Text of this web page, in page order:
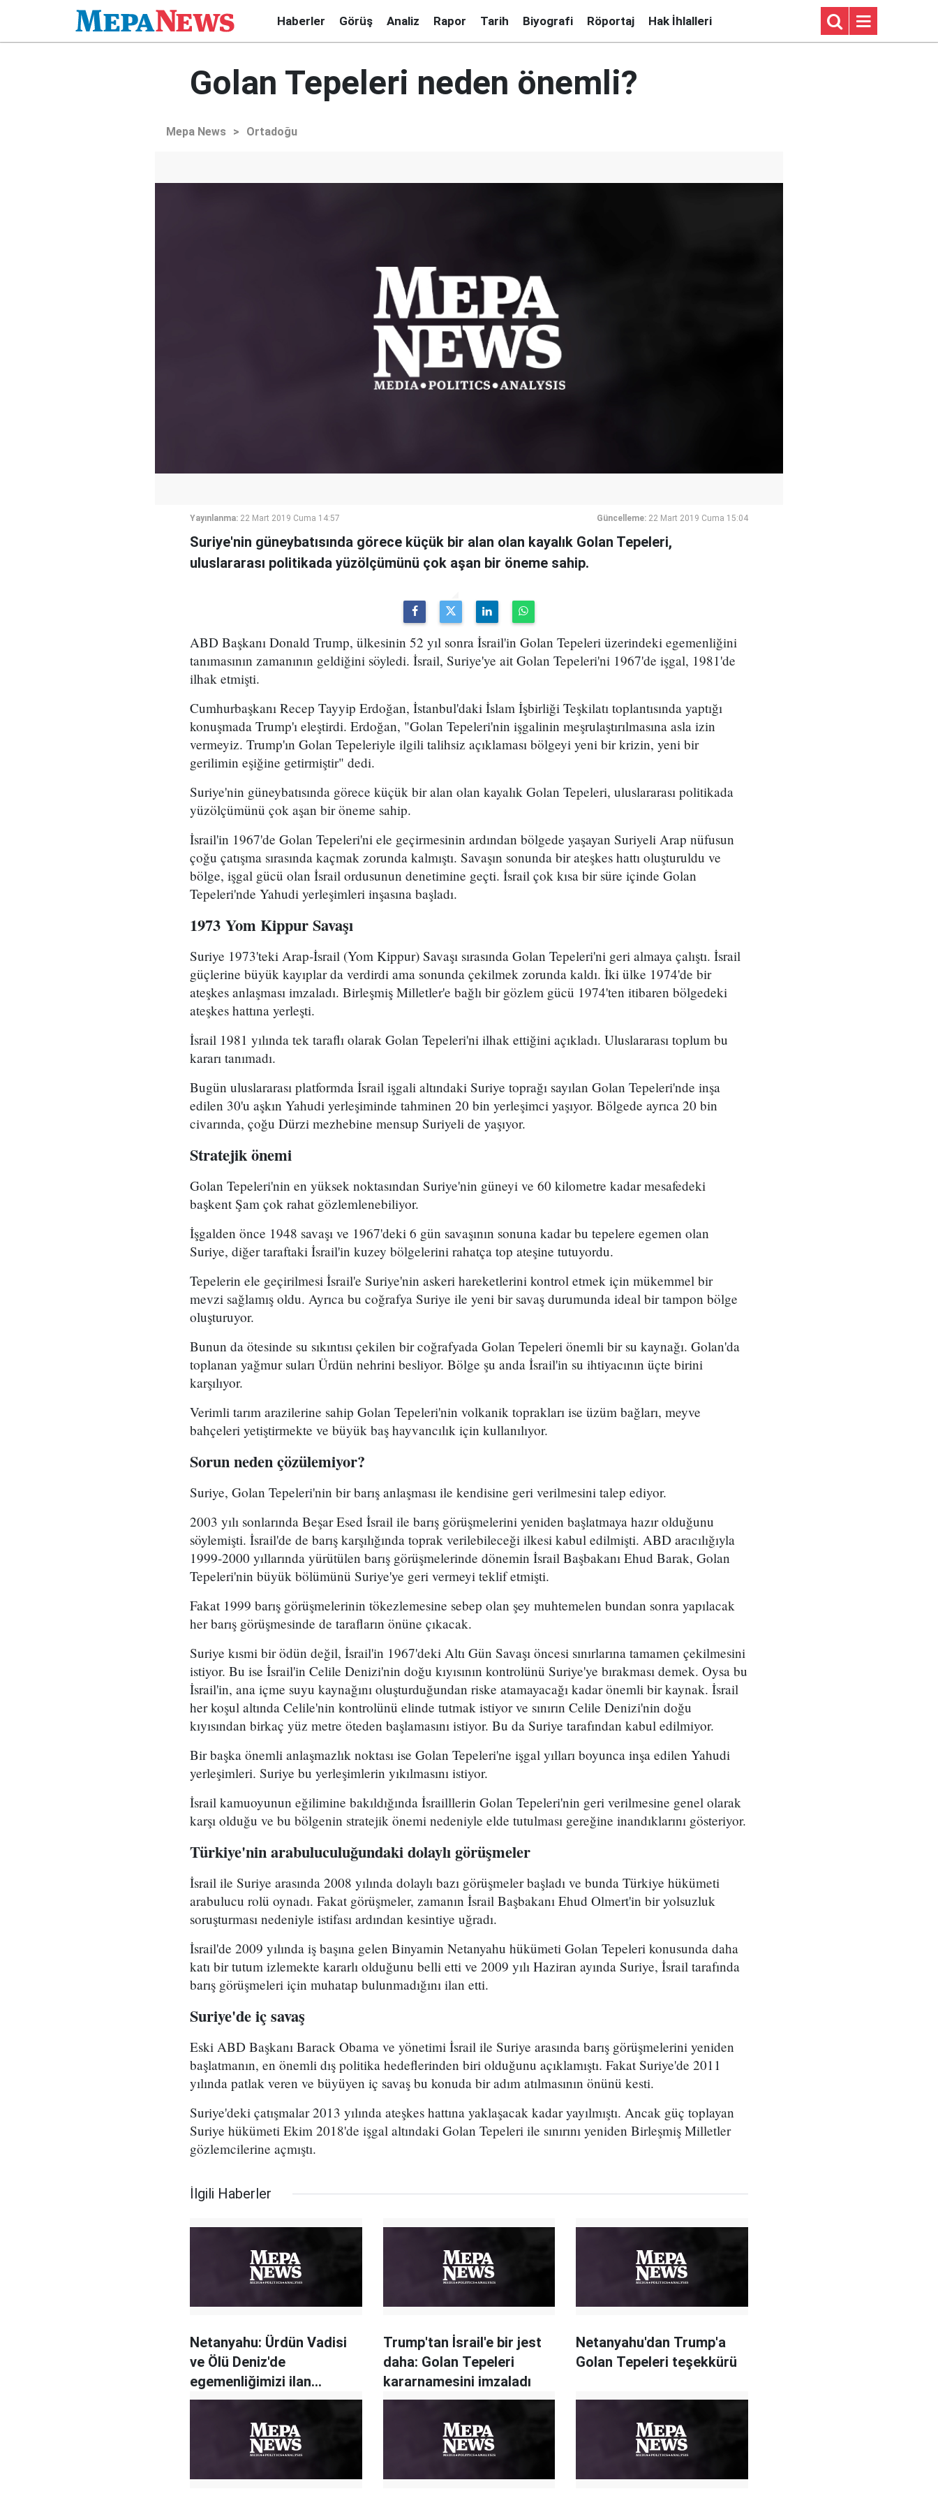
Haberler Görüş Analiz Rapor Tarih Biyografi Röportaj Hak İhlalleri
Golan Tepeleri neden önemli?
Mepa News > Ortadoğu
Yayınlanma: 22 Mart 2019 Cuma 14:57 Güncelleme: 22 Mart 2019 Cuma 15:04
Suriye'nin güneybatısında görece küçük bir alan olan kayalık Golan Tepeleri,
uluslararası politikada yüzölçümünü çok aşan bir öneme sahip.
ABD Başkanı Donald Trump, ülkesinin 52 yıl sonra İsrail'in Golan Tepeleri üzerindeki egemenliğini
tanımasının zamanının geldiğini söyledi. İsrail, Suriye'ye ait Golan Tepeleri'ni 1967'de işgal, 1981'de
ilhak etmişti.
Cumhurbaşkanı Recep Tayyip Erdoğan, İstanbul'daki İslam İşbirliği Teşkilatı toplantısında yaptığı
konuşmada Trump'ı eleştirdi. Erdoğan, "Golan Tepeleri'nin işgalinin meşrulaştırılmasına asla izin
vermeyiz. Trump'ın Golan Tepeleriyle ilgili talihsiz açıklaması bölgeyi yeni bir krizin, yeni bir
gerilimin eşiğine getirmiştir" dedi.
Suriye'nin güneybatısında görece küçük bir alan olan kayalık Golan Tepeleri, uluslararası politikada
yüzölçümünü çok aşan bir öneme sahip.
İsrail'in 1967'de Golan Tepeleri'ni ele geçirmesinin ardından bölgede yaşayan Suriyeli Arap nüfusun
çoğu çatışma sırasında kaçmak zorunda kalmıştı. Savaşın sonunda bir ateşkes hattı oluşturuldu ve
bölge, işgal gücü olan İsrail ordusunun denetimine geçti. İsrail çok kısa bir süre içinde Golan
Tepeleri'nde Yahudi yerleşimleri inşasına başladı.
1973 Yom Kippur Savaşı
Suriye 1973'teki Arap-İsrail (Yom Kippur) Savaşı sırasında Golan Tepeleri'ni geri almaya çalıştı. İsrail
güçlerine büyük kayıplar da verdirdi ama sonunda çekilmek zorunda kaldı. İki ülke 1974'de bir
ateşkes anlaşması imzaladı. Birleşmiş Milletler'e bağlı bir gözlem gücü 1974'ten itibaren bölgedeki
ateşkes hattına yerleşti.
İsrail 1981 yılında tek taraflı olarak Golan Tepeleri'ni ilhak ettiğini açıkladı. Uluslararası toplum bu
kararı tanımadı.
Bugün uluslararası platformda İsrail işgali altındaki Suriye toprağı sayılan Golan Tepeleri'nde inşa
edilen 30'u aşkın Yahudi yerleşiminde tahminen 20 bin yerleşimci yaşıyor. Bölgede ayrıca 20 bin
civarında, çoğu Dürzi mezhebine mensup Suriyeli de yaşıyor.
Stratejik önemi
Golan Tepeleri'nin en yüksek noktasından Suriye'nin güneyi ve 60 kilometre kadar mesafedeki
başkent Şam çok rahat gözlemlenebiliyor.
İşgalden önce 1948 savaşı ve 1967'deki 6 gün savaşının sonuna kadar bu tepelere egemen olan
Suriye, diğer taraftaki İsrail'in kuzey bölgelerini rahatça top ateşine tutuyordu.
Tepelerin ele geçirilmesi İsrail'e Suriye'nin askeri hareketlerini kontrol etmek için mükemmel bir
mevzi sağlamış oldu. Ayrıca bu coğrafya Suriye ile yeni bir savaş durumunda ideal bir tampon bölge
oluşturuyor.
Bunun da ötesinde su sıkıntısı çekilen bir coğrafyada Golan Tepeleri önemli bir su kaynağı. Golan'da
toplanan yağmur suları Ürdün nehrini besliyor. Bölge şu anda İsrail'in su ihtiyacının üçte birini
karşılıyor.
Verimli tarım arazilerine sahip Golan Tepeleri'nin volkanik toprakları ise üzüm bağları, meyve
bahçeleri yetiştirmekte ve büyük baş hayvancılık için kullanılıyor.
Sorun neden çözülemiyor?
Suriye, Golan Tepeleri'nin bir barış anlaşması ile kendisine geri verilmesini talep ediyor.
2003 yılı sonlarında Beşar Esed İsrail ile barış görüşmelerini yeniden başlatmaya hazır olduğunu
söylemişti. İsrail'de de barış karşılığında toprak verilebileceği ilkesi kabul edilmişti. ABD aracılığıyla
1999-2000 yıllarında yürütülen barış görüşmelerinde dönemin İsrail Başbakanı Ehud Barak, Golan
Tepeleri'nin büyük bölümünü Suriye'ye geri vermeyi teklif etmişti.
Fakat 1999 barış görüşmelerinin tökezlemesine sebep olan şey muhtemelen bundan sonra yapılacak
her barış görüşmesinde de tarafların önüne çıkacak.
Suriye kısmi bir ödün değil, İsrail'in 1967'deki Altı Gün Savaşı öncesi sınırlarına tamamen çekilmesini
istiyor. Bu ise İsrail'in Celile Denizi'nin doğu kıyısının kontrolünü Suriye'ye bırakması demek. Oysa bu
İsrail'in, ana içme suyu kaynağını oluşturduğundan riske atamayacağı kadar önemli bir kaynak. İsrail
her koşul altında Celile'nin kontrolünü elinde tutmak istiyor ve sınırın Celile Denizi'nin doğu
kıyısından birkaç yüz metre öteden başlamasını istiyor. Bu da Suriye tarafından kabul edilmiyor.
Bir başka önemli anlaşmazlık noktası ise Golan Tepeleri'ne işgal yılları boyunca inşa edilen Yahudi
yerleşimleri. Suriye bu yerleşimlerin yıkılmasını istiyor.
İsrail kamuoyunun eğilimine bakıldığında İsrailllerin Golan Tepeleri'nin geri verilmesine genel olarak
karşı olduğu ve bu bölgenin stratejik önemi nedeniyle elde tutulması gereğine inandıklarını gösteriyor.
Türkiye'nin arabuluculuğundaki dolaylı görüşmeler
İsrail ile Suriye arasında 2008 yılında dolaylı bazı görüşmeler başladı ve bunda Türkiye hükümeti
arabulucu rolü oynadı. Fakat görüşmeler, zamanın İsrail Başbakanı Ehud Olmert'in bir yolsuzluk
soruşturması nedeniyle istifası ardından kesintiye uğradı.
İsrail'de 2009 yılında iş başına gelen Binyamin Netanyahu hükümeti Golan Tepeleri konusunda daha
katı bir tutum izlemekte kararlı olduğunu belli etti ve 2009 yılı Haziran ayında Suriye, İsrail tarafında
barış görüşmeleri için muhatap bulunmadığını ilan etti.
Suriye'de iç savaş
Eski ABD Başkanı Barack Obama ve yönetimi İsrail ile Suriye arasında barış görüşmelerini yeniden
başlatmanın, en önemli dış politika hedeflerinden biri olduğunu açıklamıştı. Fakat Suriye'de 2011
yılında patlak veren ve büyüyen iç savaş bu konuda bir adım atılmasının önünü kesti.
Suriye'deki çatışmalar 2013 yılında ateşkes hattına yaklaşacak kadar yayılmıştı. Ancak güç toplayan
Suriye hükümeti Ekim 2018'de işgal altındaki Golan Tepeleri ile sınırını yeniden Birleşmiş Milletler
gözlemcilerine açmıştı.
İlgili Haberler
Netanyahu: Ürdün Vadisi
ve Ölü Deniz'de
egemenliğimizi ilan
edeceğiz
Trump'tan İsrail'e bir jest
daha: Golan Tepeleri
kararnamesini imzaladı
Netanyahu'dan Trump'a
Golan Tepeleri teşekkürü